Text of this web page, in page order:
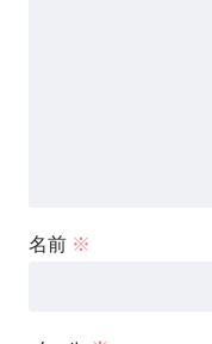
名前 ※